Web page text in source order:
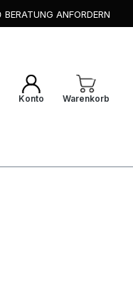
BERATUNG ANFORDERN
Konto Warenkorb